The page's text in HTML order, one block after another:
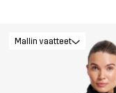
Mallin vaatteet